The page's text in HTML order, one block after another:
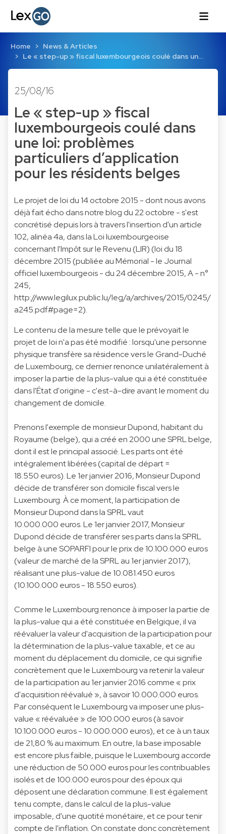
Home
News & Articles
Le « step-up » fiscal luxembourgeois coulé dans un…
25/08/16
Le « step-up » fiscal
luxembourgeois coulé dans
une loi: problèmes
particuliers d’application
pour les résidents belges
Le projet de loi du 14 octobre 2015 - dont nous avons
déjà fait écho dans notre blog du 22 octobre - s'est
concrétisé depuis lors à travers l'insertion d'un article
102, alinéa 4a, dans la Loi luxembourgeoise
concernant l'Impôt sur le Revenu (LIR) (loi du 18
décembre 2015 (publiée au Mémorial - le Journal
officiel luxembourgeois - du 24 décembre 2015, A - n°
245,
http://www.legilux.public.lu/leg/a/archives/2015/0245/
a245.pdf#page=2).
Le contenu de la mesure telle que le prévoyait le
projet de loi n'a pas été modifié : lorsqu'une personne
physique transfère sa résidence vers le Grand-Duché
de Luxembourg, ce dernier renonce unilatéralement à
imposer la partie de la plus-value qui a été constituée
dans l'État d'origine - c'est-à-dire avant le moment du
changement de domicile.
Prenons l'exemple de monsieur Dupond, habitant du
Royaume (belge), qui a créé en 2000 une SPRL belge,
dont il est le principal associé. Les parts ont été
intégralement libérées (capital de départ =
18.550 euros). Le 1er janvier 2016, Monsieur Dupond
décide de transférer son domicile fiscal vers le
Luxembourg. À ce moment, la participation de
Monsieur Dupond dans la SPRL vaut
10.000.000 euros. Le 1er janvier 2017, Monsieur
Dupond décide de transférer ses parts dans la SPRL
belge à une SOPARFI pour le prix de 10.100.000 euros
(valeur de marché de la SPRL au 1er janvier 2017),
réalisant une plus-value de 10.081.450 euros
(10.100.000 euros - 18.550 euros).
Comme le Luxembourg renonce à imposer la partie de
la plus-value qui a été constituée en Belgique, il va
réévaluer la valeur d'acquisition de la participation pour
la détermination de la plus-value taxable, et ce au
moment du déplacement du domicile, ce qui signifie
concrètement que le Luxembourg va retenir la valeur
de la participation au 1er janvier 2016 comme « prix
d'acquisition réévalué », à savoir 10.000.000 euros.
Par conséquent le Luxembourg va imposer une plus-
value « réévaluée » de 100.000 euros (à savoir
10.100.000 euros - 10.000.000 euros), et ce à un taux
de 21,80 % au maximum. En outre, la base imposable
est encore plus faible, puisque le Luxembourg accorde
une réduction de 50.000 euros pour les contribuables
isolés et de 100.000 euros pour des époux qui
déposent une déclaration commune. Il est également
tenu compte, dans le calcul de la plus-value
imposable, d'une quotité monétaire, et ce pour tenir
compte de l'inflation. On constate donc concrètement